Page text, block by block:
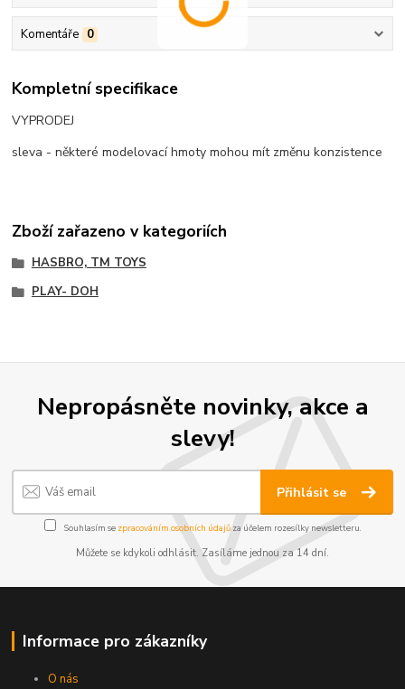
Komentáře 0
Kompletní specifikace
VYPRODEJ
sleva - některé modelovací hmoty mohou mít změnu konzistence
Zboží zařazeno v kategoriích
HASBRO, TM TOYS
PLAY- DOH
Nepropásněte novinky, akce a
slevy!
Přihlásit se
Souhlasím se zpracováním osobních údajůza účelem rozesílky newsletteru.
Můžete se kdykoli odhlásit. Zasíláme jednou za 14 dní.
Informace pro zákazníky
O nás